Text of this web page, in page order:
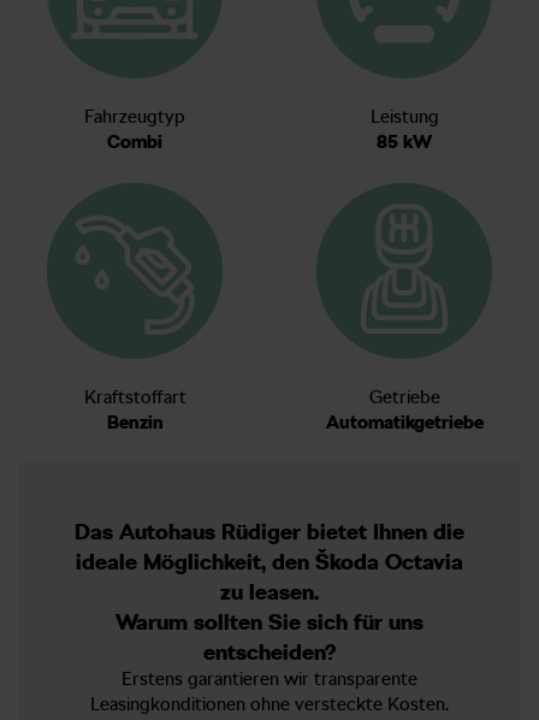
Fahrzeugtyp
Combi
Leistung
85 kW
Kraftstoffart
Benzin
Getriebe
Automatikgetriebe
Das Autohaus Rüdiger bietet Ihnen die
ideale Möglichkeit, den Škoda Octavia
zu leasen.
Warum sollten Sie sich für uns
entscheiden?
Erstens garantieren wir transparente
Leasingkonditionen ohne versteckte Kosten.